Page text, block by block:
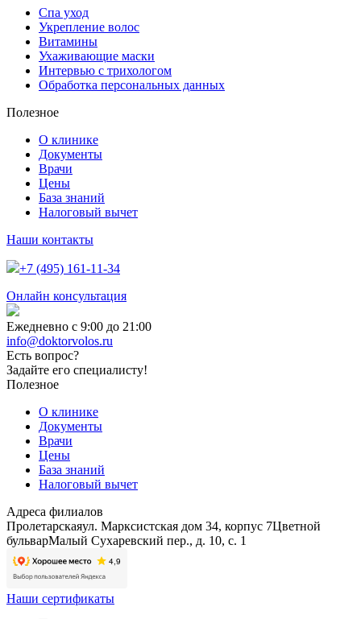
Спа уход
Укрепление волос
Витамины
Ухаживающие маски
Интервью с трихологом
Обработка персональных данных
Полезное
О клинике
Документы
Врачи
Цены
База знаний
Налоговый вычет
Наши контакты
+7 (495) 161-11-34
Онлайн консультация
Ежедневно с 9:00 до 21:00
info@doktorvolos.ru
Есть вопрос?
Задайте его специалисту!
Полезное
О клинике
Документы
Врачи
Цены
База знаний
Налоговый вычет
Адреса филиалов
Пролетарскаяул. Марксистская дом 34, корпус 7Цветной
бульварМалый Сухаревский пер., д. 10, с. 1
Наши сертификаты